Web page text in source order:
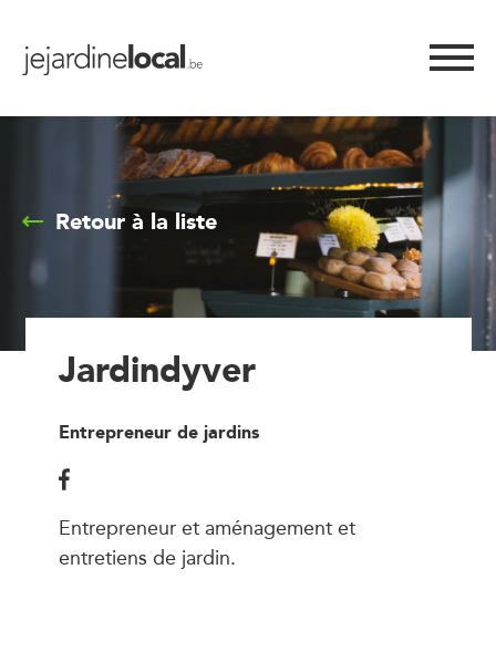
Retour à la liste
Jardindyver
Entrepreneur de jardins
Entrepreneur et aménagement et
entretiens de jardin.